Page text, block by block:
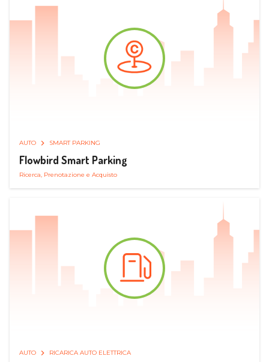
AUTO SMART PARKING
Flowbird Smart Parking
Ricerca, Prenotazione e Acquisto
AUTO RICARICA AUTO ELETTRICA